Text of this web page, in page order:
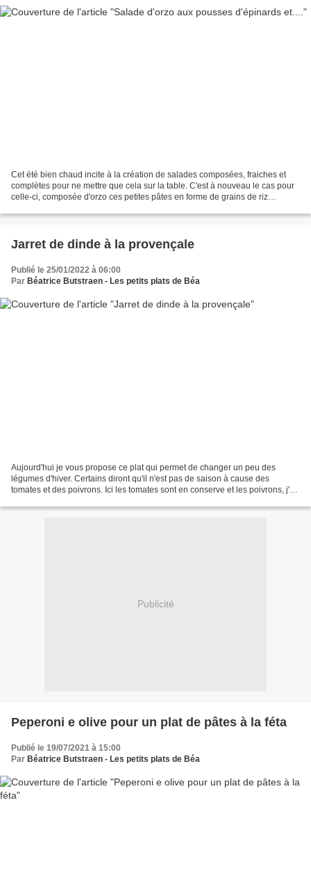
Cet été bien chaud incite à la création de salades composées, fraiches et
complètes pour ne mettre que cela sur la table. C'est à nouveau le cas pour
celle-ci, composée d'orzo ces petites pâtes en forme de grains de riz
Jarret de dinde à la provençale
Publié le 25/01/2022 à 06:00
Par Béatrice Butstraen - Les petits plats de Béa
Aujourd'hui je vous propose ce plat qui permet de changer un peu des
légumes d'hiver. Certains diront qu'il n'est pas de saison à cause des
tomates et des poivrons. Ici les tomates sont en conserve et les poivrons, j'en
Publicité
Peperoni e olive pour un plat de pâtes à la féta
Publié le 19/07/2021 à 15:00
Par Béatrice Butstraen - Les petits plats de Béa